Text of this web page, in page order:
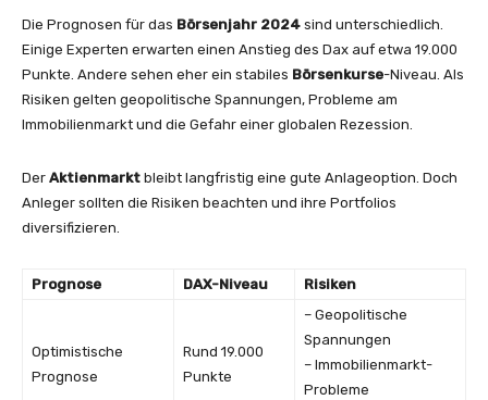
Die Prognosen für das Börsenjahr 2024 sind unterschiedlich.
Einige Experten erwarten einen Anstieg des Dax auf etwa 19.000
Punkte. Andere sehen eher ein stabiles Börsenkurse-Niveau. Als
Risiken gelten geopolitische Spannungen, Probleme am
Immobilienmarkt und die Gefahr einer globalen Rezession.
Der Aktienmarkt bleibt langfristig eine gute Anlageoption. Doch
Anleger sollten die Risiken beachten und ihre Portfolios
diversifizieren.
Prognose DAX-Niveau Risiken
Optimistische
Prognose
Rund 19.000
Punkte
– Geopolitische
Spannungen
– Immobilienmarkt-
Probleme